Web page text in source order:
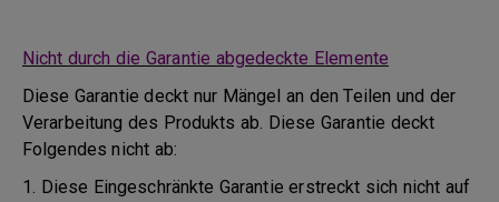
Nicht durch die Garantie abgedeckte Elemente
Diese Garantie deckt nur Mängel an den Teilen und der
Verarbeitung des Produkts ab. Diese Garantie deckt
Folgendes nicht ab:
1. Diese Eingeschränkte Garantie erstreckt sich nicht auf